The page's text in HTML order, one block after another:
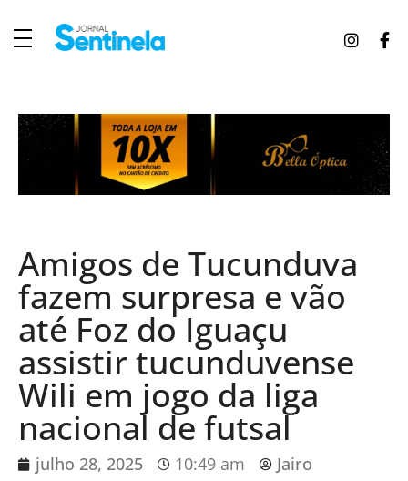
Amigos de Tucunduva
fazem surpresa e vão
até Foz do Iguaçu
assistir tucunduvense
Wili em jogo da liga
nacional de futsal
julho 28, 2025 10:49 am Jairo